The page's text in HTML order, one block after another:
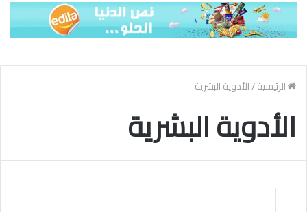
الرئيسية/الأدوية البشرية
الأدوية البشرية